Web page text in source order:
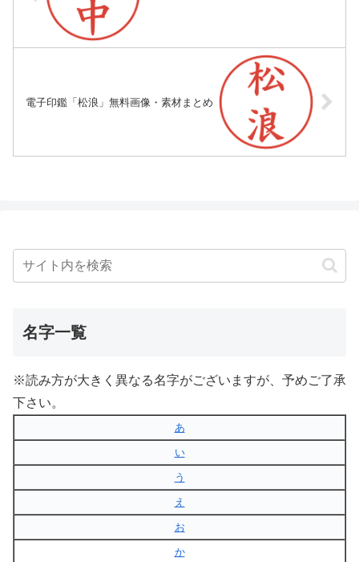
電子印鑑「松浪」無料画像・素材まとめ
名字一覧
※読み方が大きく異なる名字がございますが、予めご了承
下さい。
あ
い
う
え
お
か